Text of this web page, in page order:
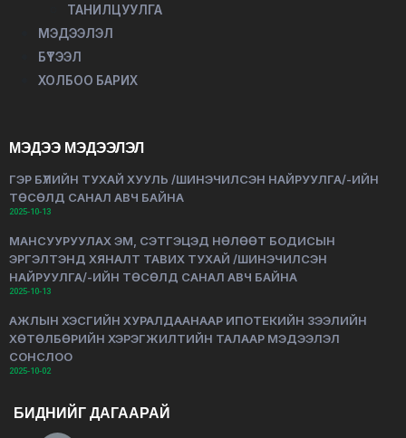
ТАНИЛЦУУЛГА
МЭДЭЭЛЭЛ
БҮТЭЭЛ
ХОЛБОО БАРИХ
МЭДЭЭ МЭДЭЭЛЭЛ
ГЭР БҮЛИЙН ТУХАЙ ХУУЛЬ /ШИНЭЧИЛСЭН НАЙРУУЛГА/-ИЙН
ТӨСӨЛД САНАЛ АВЧ БАЙНА
2025-10-13
МАНСУУРУУЛАХ ЭМ, СЭТГЭЦЭД НӨЛӨӨТ БОДИСЫН
ЭРГЭЛТЭНД ХЯНАЛТ ТАВИХ ТУХАЙ /ШИНЭЧИЛСЭН
НАЙРУУЛГА/-ИЙН ТӨСӨЛД САНАЛ АВЧ БАЙНА
2025-10-13
АЖЛЫН ХЭСГИЙН ХУРАЛДААНААР ИПОТЕКИЙН ЗЭЭЛИЙН
ХӨТӨЛБӨРИЙН ХЭРЭГЖИЛТИЙН ТАЛААР МЭДЭЭЛЭЛ
СОНСЛОО
2025-10-02
БИДНИЙГ ДАГААРАЙ